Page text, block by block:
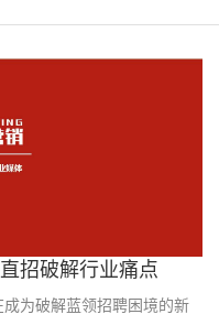
招破解行业痛点
为破解蓝领招聘困境的新